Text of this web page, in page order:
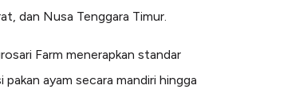
dan Nusa Tenggara Timur.
Farm menerapkan standar
ayam secara mandiri hingga